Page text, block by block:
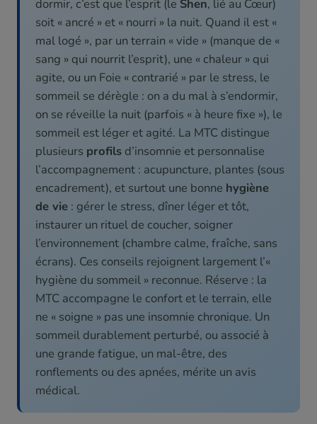
dormir, c’est que l’esprit (le Shen, lié au Cœur)
soit « ancré » et « nourri » la nuit. Quand il est «
mal logé », par un terrain « vide » (manque de «
sang » qui nourrit l’esprit), une « chaleur » qui
agite, ou un Foie « contrarié » par le stress, le
sommeil se dérègle : on a du mal à s’endormir,
on se réveille la nuit (parfois « à heure fixe »), le
sommeil est léger et agité. La MTC distingue
plusieurs profils d’insomnie et personnalise
l’accompagnement : acupuncture, plantes (sous
encadrement), et surtout une bonne hygiène
de vie : gérer le stress, dîner léger et tôt,
instaurer un rituel de coucher, soigner
l’environnement (chambre calme, fraîche, sans
écrans). Ces conseils rejoignent largement l’«
hygiène du sommeil » reconnue. Réserve : la
MTC accompagne le confort et le terrain, elle
ne « soigne » pas une insomnie chronique. Un
sommeil durablement perturbé, ou associé à
une grande fatigue, un mal-être, des
ronflements ou des apnées, mérite un avis
médical.